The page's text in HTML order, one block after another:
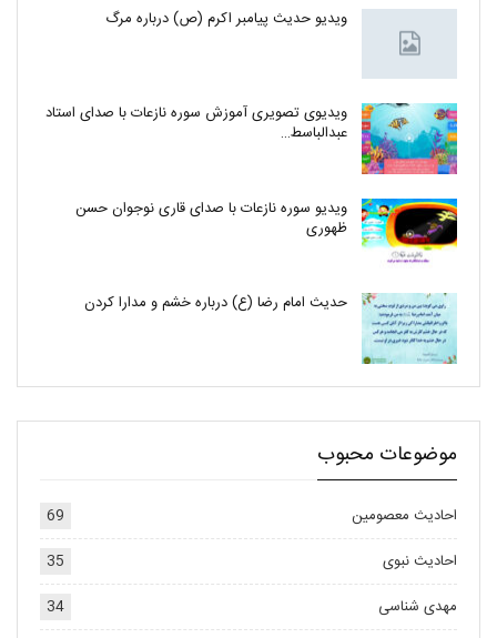
ویدیو حدیث پیامبر اکرم (ص) درباره مرگ
ویدیوی تصویری آموزش سوره نازعات با صدای استاد
عبدالباسط…
ویدیو سوره نازعات با صدای قاری نوجوان حسن
ظهوری
حدیث امام رضا (ع) درباره خشم و مدارا کردن
موضوعات محبوب
احادیث معصومین
69
احادیث نبوی
35
مهدی شناسی
34